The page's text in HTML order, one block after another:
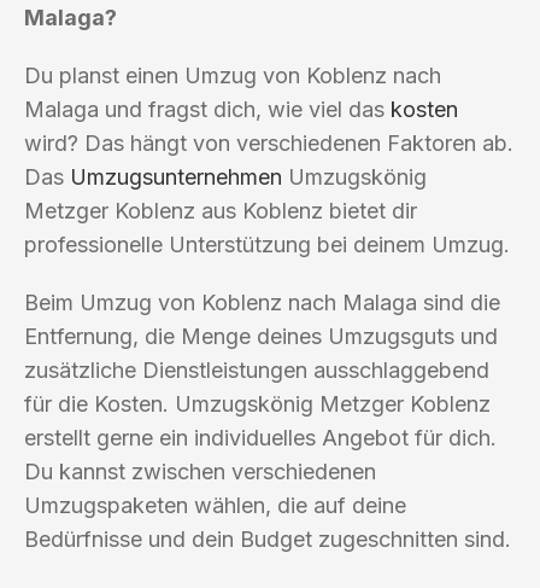
Malaga?
Du planst einen Umzug von Koblenz nach
Malaga und fragst dich, wie viel das kosten
wird? Das hängt von verschiedenen Faktoren ab.
Das Umzugsunternehmen Umzugskönig
Metzger Koblenz aus Koblenz bietet dir
professionelle Unterstützung bei deinem Umzug.
Beim Umzug von Koblenz nach Malaga sind die
Entfernung, die Menge deines Umzugsguts und
zusätzliche Dienstleistungen ausschlaggebend
für die Kosten. Umzugskönig Metzger Koblenz
erstellt gerne ein individuelles Angebot für dich.
Du kannst zwischen verschiedenen
Umzugspaketen wählen, die auf deine
Bedürfnisse und dein Budget zugeschnitten sind.